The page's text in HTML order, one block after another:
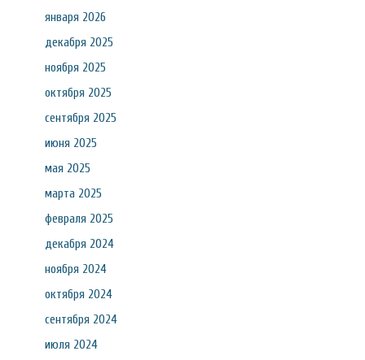
января 2026
декабря 2025
ноября 2025
октября 2025
сентября 2025
июня 2025
мая 2025
марта 2025
февраля 2025
декабря 2024
ноября 2024
октября 2024
сентября 2024
июля 2024